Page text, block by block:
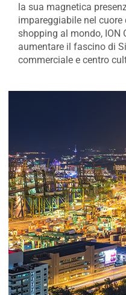
la sua magnetica
impareggiabile nel
shopping al mondo, ION
aumentare il fascino di
commerciale e centro